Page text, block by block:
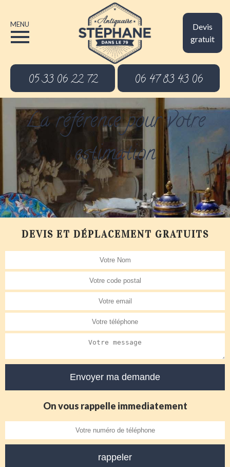
Devis
gratuit
MENU
05 33 06 22 72 06 47 83 43 06
La référence pour votre
estimation
DEVIS ET DÉPLACEMENT GRATUITS
On vous rappelle immediatement